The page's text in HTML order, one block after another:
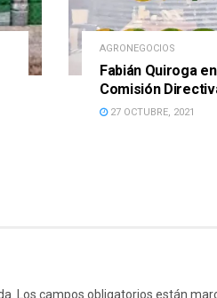
AGRONEGOCIOS
Fabián Quiroga
Comisión
27 OCTUBRE, 2021
Los campos obligatorios están